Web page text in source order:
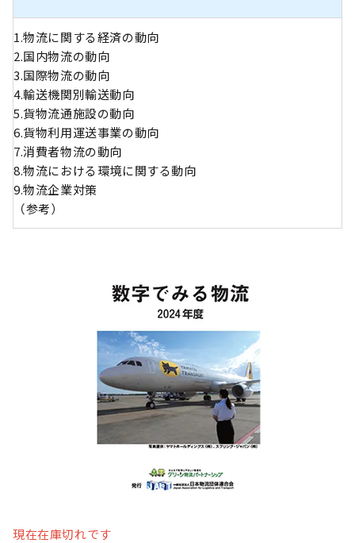
1.物流に関する経済の動向
2.国内物流の動向
3.国際物流の動向
4.輸送機関別輸送動向
5.貨物流通施設の動向
6.貨物利用運送事業の動向
7.消費者物流の動向
8.物流における環境に関する動向
9.物流企業対策
（参考）
現在在庫切れです